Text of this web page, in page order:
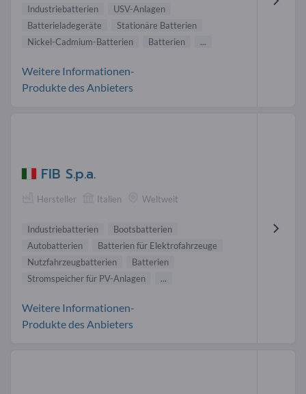
Industriebatterien
USV-Anlagen
Batterieladegeräte
Stationäre Batterien
Nickel-Cadmium-Batterien
Batterien ...
Weitere Informationen-
Produkte des Anbieters
FIB S.p.a.
Hersteller Italien Weltweit
Industriebatterien
Bootsbatterien
Autobatterien
Batterien für Elektrofahrzeuge
Nutzfahrzeugbatterien
Batterien
Stromspeicher für PV-Anlagen
...
Weitere Informationen-
Produkte des Anbieters